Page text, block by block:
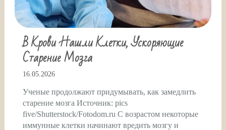
В Крови Нашли Клетки, Ускоряющие
Старение Мозга
16.05.2026
Ученые продолжают придумывать, как замедлить
старение мозга Источник: pics
five/Shutterstock/Fotodom.ru С возрастом некоторые
иммунные клетки начинают вредить мозгу и